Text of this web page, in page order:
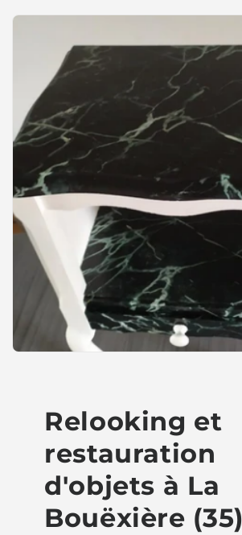
Relooking et
restauration
d'objets à La
Bouëxière (35)